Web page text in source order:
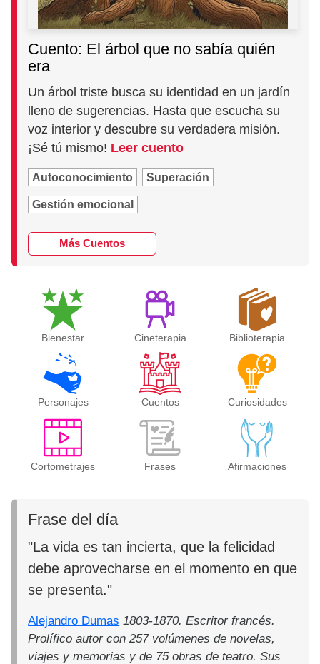
Cuento: El árbol que no sabía quién
era
Un árbol triste busca su identidad en un jardín
lleno de sugerencias. Hasta que escucha su
voz interior y descubre su verdadera misión.
¡Sé tú mismo! Leer cuento
Autoconocimiento Superación
Gestión emocional
Más Cuentos
Bienestar Cineterapia Biblioterapia
Personajes Cuentos Curiosidades
Cortometrajes Frases Afirmaciones
Frase del día
"La vida es tan incierta, que la felicidad
debe aprovecharse en el momento en que
se presenta."
Alejandro Dumas 1803-1870. Escritor francés.
Prolífico autor con 257 volúmenes de novelas,
viajes y memorias y de 75 obras de teatro. Sus